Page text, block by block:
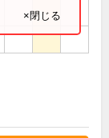
×閉じる